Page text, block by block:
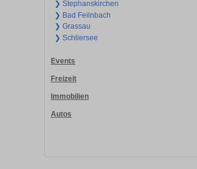
❯ Stephanskirchen
❯ Bad Feilnbach
❯ Grassau
❯ Schliersee
Events
Freizeit
Immobilien
Autos